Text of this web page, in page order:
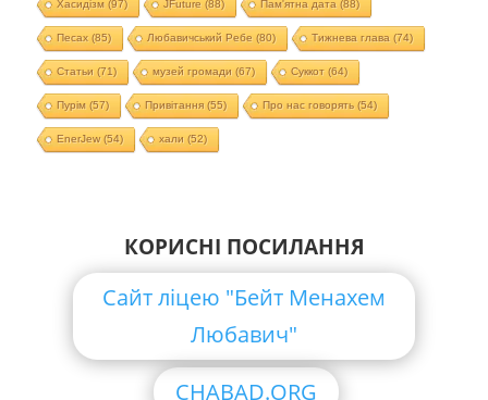
Хасидізм (97) JFuture (88) Пам'ятна дата (88)
Песах(85) Любавичський Ребе (80) Тижнева глава (74)
Статьи (71) музей громади (67) Суккот (64)
Пурім (57) Привітання(55) Про нас говорять (54)
EnerJew(54) хали (52)
КОРИСНІ ПОСИЛАННЯ
Сайт ліцею "Бейт Менахем
Любавич"
CHABAD.ORG